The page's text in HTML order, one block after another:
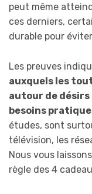
peut même
ces derniers,
durable pour
Les preuves
auxquels les
autour de
besoins
études, sont
télévision, les
Nous vous
règle des 4